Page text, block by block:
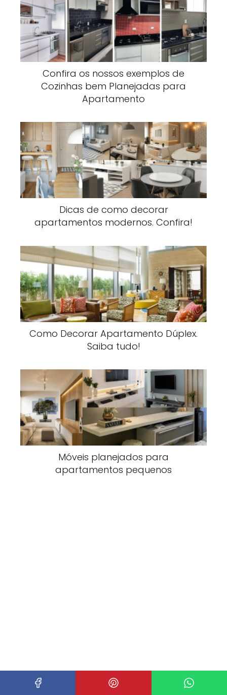
Confira os nossos exemplos de
Cozinhas bem Planejadas para
Apartamento
Dicas de como decorar
apartamentos modernos. Confira!
Como Decorar Apartamento Dúplex.
Saiba tudo!
Móveis planejados para
apartamentos pequenos